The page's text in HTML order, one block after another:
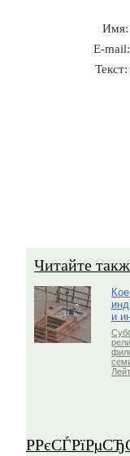
Имя:
E-mail:
Текст:
Читайте
и